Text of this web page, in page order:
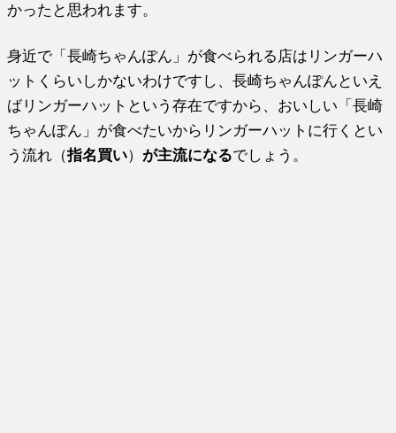
かったと思われます。
身近で「長崎ちゃんぽん」が食べられる店はリンガーハ
ットくらいしかないわけですし、長崎ちゃんぽんといえ
ばリンガーハットという存在ですから、おいしい「長崎
ちゃんぽん」が食べたいからリンガーハットに行くとい
う流れ（指名買い）が主流になるでしょう。